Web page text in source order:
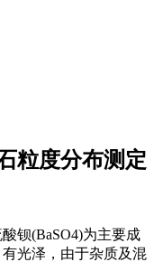
粒度分布测定
钡(BaSO4)为主要成
光泽，由于杂质及混